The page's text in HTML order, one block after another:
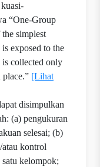
“One-Group
simplest
exposed to the
is collected only
place.” [Lihat
disimpulkan
(a) pengukuran
selesai; (b)
atau kontrol
satu kelompok;